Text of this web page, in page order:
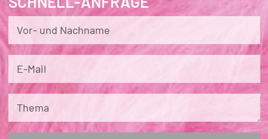
Vor- und Nachname
E-Mail
Thema